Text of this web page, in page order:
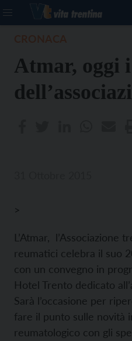
Atmar, oggi
>
L’Atmar, l’Associazione
reumatici celebra il suo
con un convegno in
Hotel Trento dedicato
Sarà l’occasione per
fare il punto sulle novità
reumatologico con gli